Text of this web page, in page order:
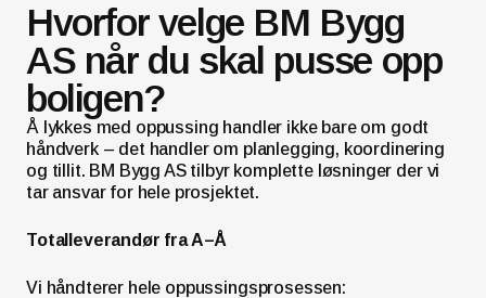
Hvorfor velge BM Bygg
AS når du skal pusse opp
boligen?
Å lykkes med oppussing handler ikke bare om godt
håndverk – det handler om planlegging, koordinering
og tillit. BM Bygg AS tilbyr komplette løsninger der vi
tar ansvar for hele prosjektet.
Totalleverandør fra A–Å
Vi håndterer hele oppussingsprosessen: